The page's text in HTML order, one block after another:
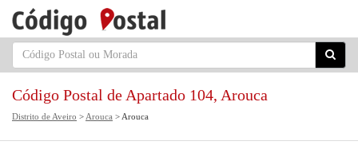
Código Postal de Apartado 104, Arouca
Distrito de Aveiro > Arouca > Arouca